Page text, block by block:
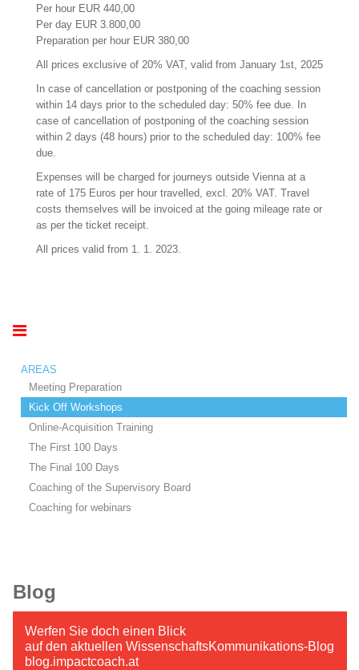
Per hour EUR 440,00
Per day EUR 3.800,00
Preparation per hour EUR 380,00
All prices exclusive of 20% VAT, valid from January 1st, 2025
In case of cancellation or postponing of the coaching session
within 14 days prior to the scheduled day: 50% fee due. In
case of cancellation of postponing of the coaching session
within 2 days (48 hours) prior to the scheduled day: 100% fee
due.
Expenses will be charged for journeys outside Vienna at a
rate of 175 Euros per hour travelled, excl. 20% VAT. Travel
costs themselves will be invoiced at the going mileage rate or
as per the ticket receipt.
All prices valid from 1. 1. 2023.
AREAS
Meeting Preparation
Kick Off Workshops
Online-Acquisition Training
The First 100 Days
The Final 100 Days
Coaching of the Supervisory Board
Coaching for webinars
Blog
Werfen Sie doch einen Blick
auf den aktuellen WissenschaftsKommunikations-Blog
blog.impactcoach.at